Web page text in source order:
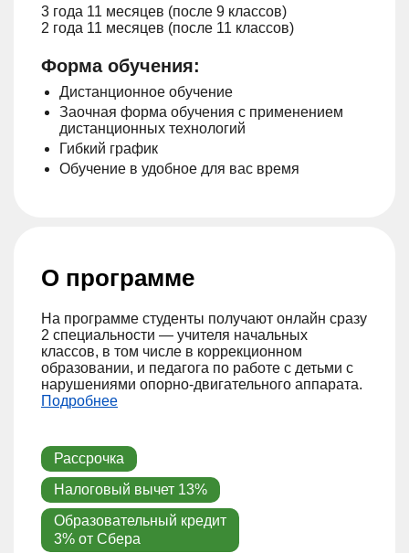
3 года 11 месяцев (после 9 классов)
2 года 11 месяцев (после 11 классов)
Форма обучения:
Дистанционное обучение
Заочная форма обучения с применением
дистанционных технологий
Гибкий график
Обучение в удобное для вас время
О программе
На программе студенты получают онлайн сразу
2 специальности — учителя начальных
классов, в том числе в коррекционном
образовании, и педагога по работе с детьми с
нарушениями опорно-двигательного аппарата.
Подробнее
Рассрочка
Налоговый вычет 13%
Образовательный кредит
3% от Сбера